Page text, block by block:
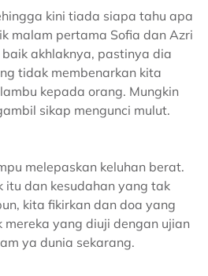
kini tiada siapa tahu apa
malam pertama Sofia dan Azri
akhlaknya, pastinya dia
tidak membenarkan kita
kepada orang. Mungkin
sikap mengunci mulut.
melepaskan keluhan berat.
itu dan kesudahan yang tak
kita fikirkan dan doa yang
yang diuji dengan ujian
ya dunia sekarang.